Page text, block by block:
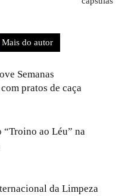
Mais do autor
Semanas
pratos de caça
“Troino ao Léu” na
da Limpeza